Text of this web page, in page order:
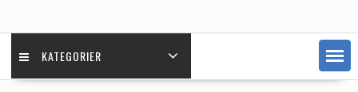
KATEGORIER